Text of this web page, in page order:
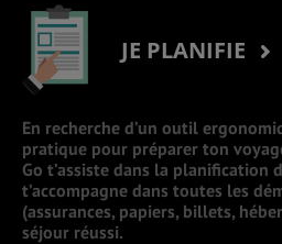
JE PLANIFIE
En recherche d’un outil
pratique pour préparer ton
Go t’assiste dans la planification
t’accompagne dans toutes les
(assurances, papiers, billets,
séjour réussi.